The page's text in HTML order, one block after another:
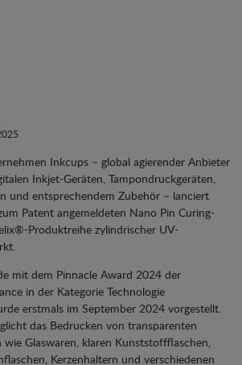
Inkcups – global agierender Anbieter
Inkjet-Geräten, Tampondruckgeräten,
und entsprechendem Zubehör – lanciert
Patent angemeldeten Nano Pin Curing-
Produktreihe zylindrischer UV-
mit dem Pinnacle Award 2024 der
in der Kategorie Technologie
erstmals im September 2024 vorgestellt.
das Bedrucken von transparenten
Glaswaren, klaren Kunststoffflaschen,
Kerzenhaltern und verschiedenen